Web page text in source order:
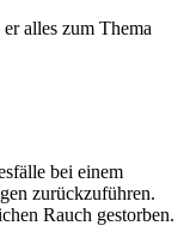
alles zum Thema
bei einem
zurückzuführen.
Rauch gestorben.